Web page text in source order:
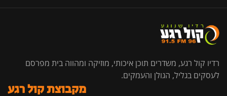
רדיו קול רגע, משדרים תוכן איכותי, מוזיקה ומהווה בית מפרסם
לעסקים בגליל, הגולן והעמקים.
מקבוצת קול רגע